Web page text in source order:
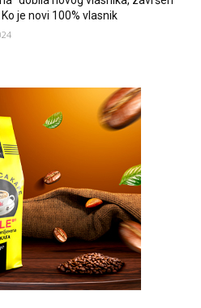
je novi 100% vlasnik